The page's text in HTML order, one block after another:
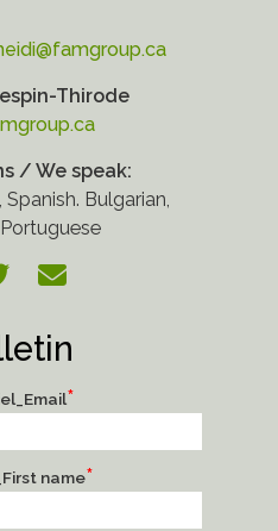
Thirode
/ We speak:
Spanish. Bulgarian,
*
name*